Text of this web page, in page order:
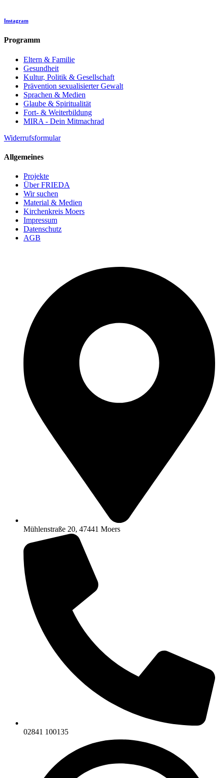
Instagram
Programm
Eltern & Familie
Gesundheit
Kultur, Politik & Gesellschaft
Prävention sexualisierter Gewalt
Sprachen & Medien
Glaube & Spiritualität
Fort- & Weiterbildung
MIRA - Dein Mitmachrad
Widerrufsformular
Allgemeines
Projekte
Über FRIEDA
Wir suchen
Material & Medien
Kirchenkreis Moers
Impressum
Datenschutz
AGB
Mühlenstraße 20, 47441 Moers
02841 100135